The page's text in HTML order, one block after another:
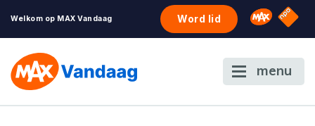
Welkom op MAX Vandaag Word lid Omroep
NPO
menu